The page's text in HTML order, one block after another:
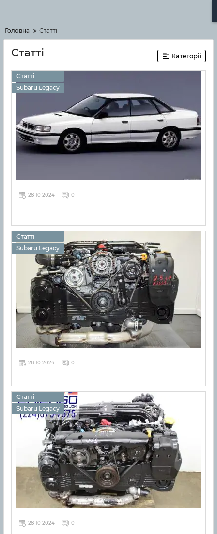
Головна Статті
Статті Категорії
Статті
Subaru Legacy
28 10 2024 0
Статті
Subaru Legacy
28 10 2024 0
Статті
Subaru Legacy
28 10 2024 0